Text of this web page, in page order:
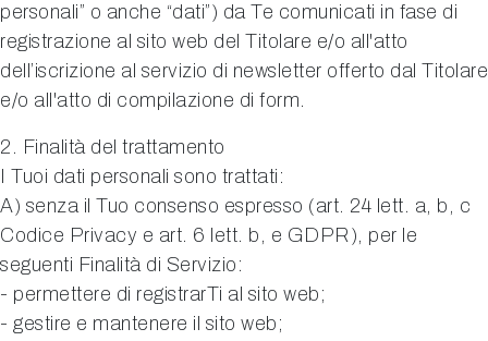
personali” o anche “dati”) da Te comunicati in fase di
registrazione al sito web del Titolare e/o all'atto
dell’iscrizione al servizio di newsletter offerto dal Titolare
e/o all'atto di compilazione di form.
2. Finalità del trattamento
I Tuoi dati personali sono trattati:
A) senza il Tuo consenso espresso (art. 24 lett. a, b, c
Codice Privacy e art. 6 lett. b, e GDPR), per le
seguenti Finalità di Servizio:
- permettere di registrarTi al sito web;
- gestire e mantenere il sito web;